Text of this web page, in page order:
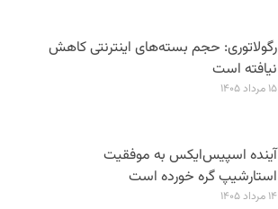
رگولاتوری: حجم بسته‌های اینترنتی کاهش
نیافته است
۱۵ مرداد ۱۴۰۵
آینده اسپیس‌ایکس به موفقیت
استارشیپ گره خورده است
۱۴ مرداد ۱۴۰۵